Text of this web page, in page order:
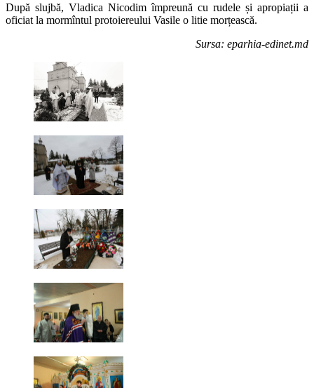
După slujbă, Vladica Nicodim împreună cu rudele și apropiații a
oficiat la mormîntul protoiereului Vasile o litie morțească.
Sursa: eparhia-edinet.md